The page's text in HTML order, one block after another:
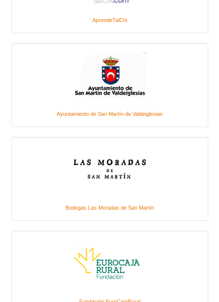
AprendeTaiChi
Ayuntamiento de San Martín de Valdeiglesias
Bodegas Las Moradas de San Martín